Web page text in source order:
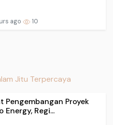
ago 10
Jitu Terpercaya
Pengembangan Proyek
Energy, Regi...